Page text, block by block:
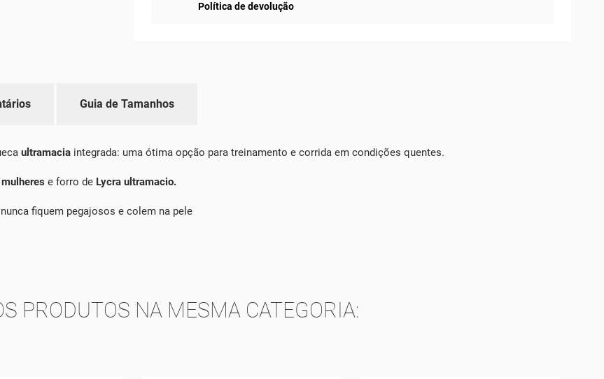
Política de devolução
Guia de Tamanhos
ultramacia integrada: uma ótima opção para treinamento e corrida em condições quentes.
mulheres e forro de Lycra ultramacio.
fiquem pegajosos e colem na pele
PRODUTOS NA MESMA CATEGORIA: